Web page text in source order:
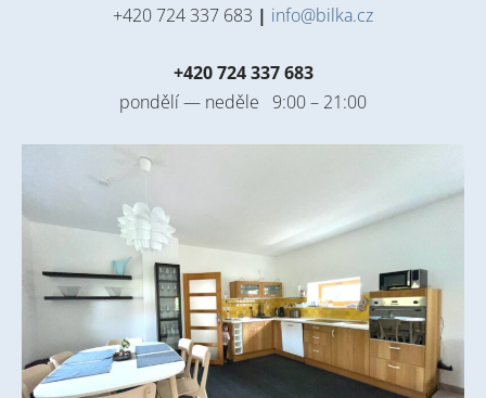
+420 724 337 683 | info@bilka.cz
+420 724 337 683
pondělí — neděle 9:00 – 21:00